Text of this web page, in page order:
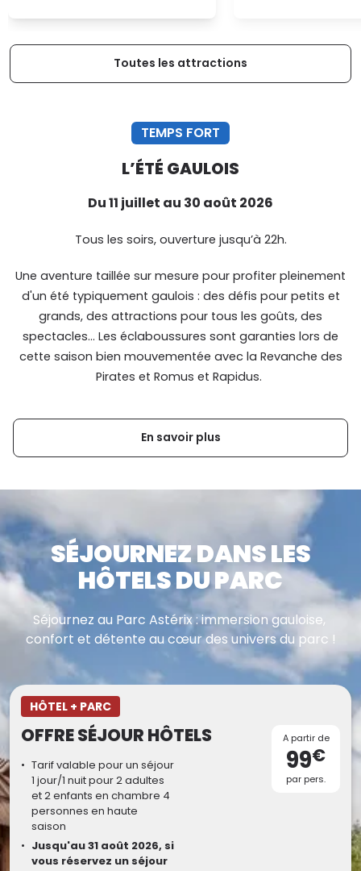
Toutes les attractions
TEMPS FORT
L’ÉTÉ GAULOIS
Du 11 juillet au 30 août 2026
Tous les soirs, ouverture jusqu’à 22h.
Une aventure taillée sur mesure pour profiter pleinement
d'un été typiquement gaulois : des défis pour petits et
grands, des attractions pour tous les goûts, des
spectacles... Les éclaboussures sont garanties lors de
cette saison bien mouvementée avec la Revanche des
Pirates et Romus et Rapidus.
En savoir plus
SÉJOURNEZ DANS LES
HÔTELS DU PARC
Séjournez au Parc Astérix : immersion gauloise,
confort et détente au cœur des univers du parc !
HÔTEL + PARC
OFFRE SÉJOUR HÔTELS
Tarif valable pour un séjour
1 jour/1 nuit pour 2 adultes
et 2 enfants en chambre 4
personnes en haute
saison
Jusqu'au 31 août 2026, si
vous réservez un séjour
A partir de
99€
par pers.